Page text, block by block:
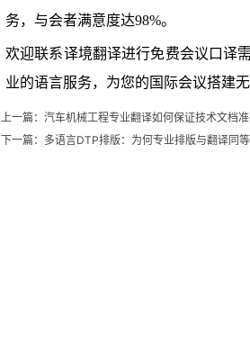
务，与会者满意度达98%。
欢迎联系译境翻译进行免费会议口译
业的语言服务，为您的国际会议搭建无
上一篇： 汽车机械工程专业翻译如何保证技术文档
下一篇： 多语言DTP排版：为何专业排版与翻译同